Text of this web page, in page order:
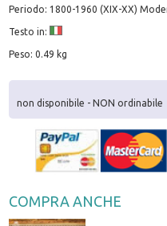
Periodo: 1800-1960 (XIX-XX)
Testo in:
Peso: 0.49 kg
non disponibile - NON ordinabile
COMPRA ANCHE